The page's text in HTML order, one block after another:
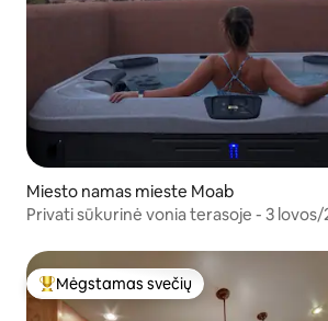
Miesto namas mieste Moab
Privati sūkurinė vonia terasoje - 3
Svečių mėgstamiausias
Mėgstamas svečių